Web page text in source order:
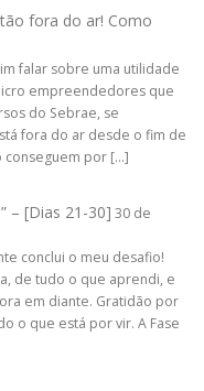
fora do ar! Como
falar sobre uma utilidade
empreendedores que
do Sebrae, se
fora do ar desde o fim de
conseguem por […]
– [Dias 21-30] 30 de
conclui o meu desafio!
de tudo o que aprendi, e
em diante. Gratidão por
o que está por vir. A Fase